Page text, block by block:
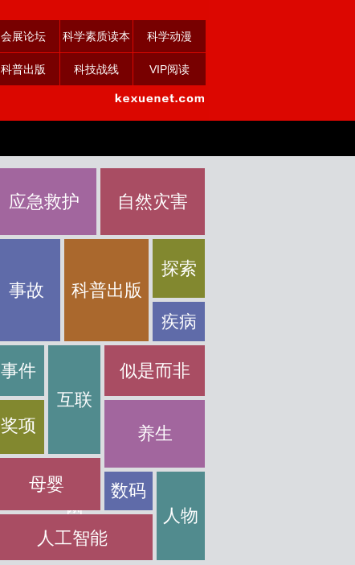
会展论坛 科学素质读本 科学动漫
科普出版 科技战线 VIP阅读
应急救护 自然灾害
事故 科普出版
探索
疾病
事件
奖项
互联
网
母婴
似是而非
养生
数码
人物
人工智能